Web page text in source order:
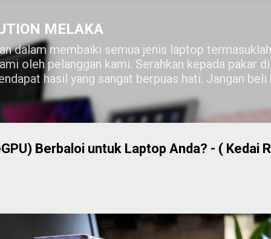
MELAKA
dalam membaiki semua jenis laptop
oleh pelanggan kami. Serahkan kepada pakar
hasil yang sangat berpuas hati. Jangan beli
Berbaloi untuk Laptop Anda? - ( Kedai